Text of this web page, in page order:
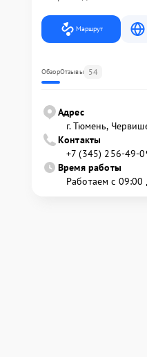
Маршрут
ОбзорОтзывы 54
Адрес
г. Тюмень,
Контакты
+7 (345) 256-49-
Время работы
Работаем с